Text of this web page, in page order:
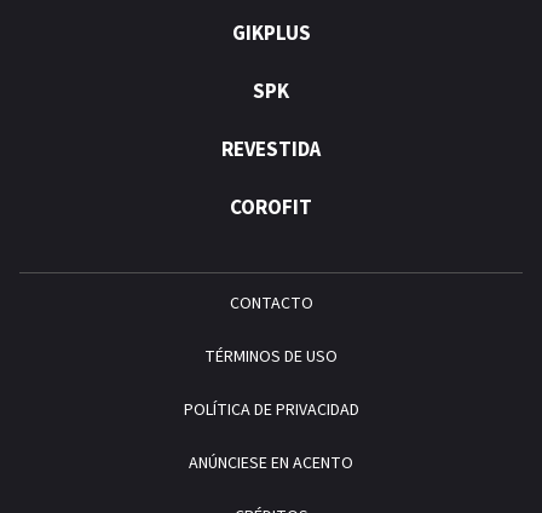
GIKPLUS
SPK
REVESTIDA
COROFIT
CONTACTO
TÉRMINOS DE USO
POLÍTICA DE PRIVACIDAD
ANÚNCIESE EN ACENTO